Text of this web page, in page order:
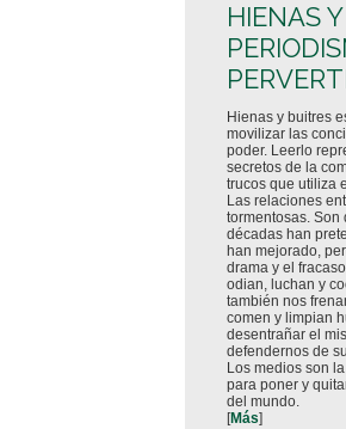
HIENAS
Hienas y buitres
movilizar las
poder. Leerlo
secretos de la
trucos que utiliza
Las relaciones
tormentosas. Son
décadas han
han mejorado,
drama y el
odian, luchan y
también nos
comen y limpian
desentrañar el
defendernos de
Los medios son
para poner y
del mundo.
[Más]